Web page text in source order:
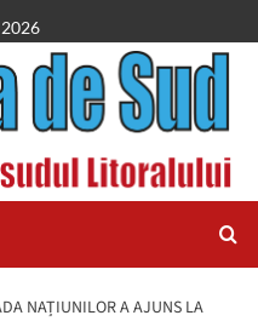
NAȚIUNILOR A AJUNS LA